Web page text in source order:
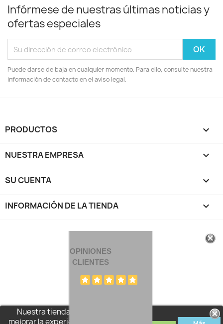
Nuestra tienda usa cookies para
mejorar la experiencia de usuario y le
Infórmese de nuestras últimas noticias y
ofertas especiales
Puede darse de baja en cualquier momento. Para ello, consulte nuestra
información de contacto en el aviso legal.
PRODUCTOS 
NUESTRA EMPRESA 
SU CUENTA 
INFORMACIÓN DE LA TIENDA keyboard_arrow_down
OPINIONES
CLIENTES